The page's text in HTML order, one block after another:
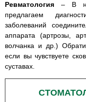
Ревматология – В
предлагаем
заболеваний
аппарата (артрозы,
волчанка и др.)
если вы чувствуете
суставах.